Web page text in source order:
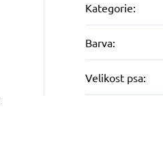
Kategorie:
Barva:
Velikost psa: